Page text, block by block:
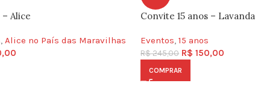
– Alice
, Alice no País das Maravilhas
Convite 15 anos – Lavanda
Eventos, 15 anos
R$245,00 R$ 150,00
COMPRAR